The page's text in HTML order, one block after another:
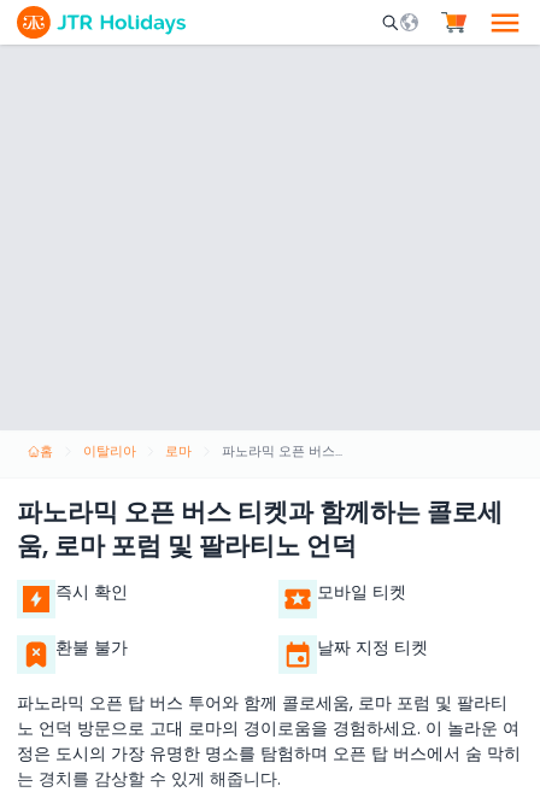
Mobile Search
홈 이탈리아 로마 파노라믹 오픈 버스 티켓과 함께하는 콜로세움, 로마 포럼 및 팔라티노 언덕
파노라믹 오픈 버스 티켓과 함께하는 콜로세
움, 로마 포럼 및 팔라티노 언덕
즉시 확인 모바일 티켓
환불 불가 날짜 지정 티켓
파노라믹 오픈 탑 버스 투어와 함께 콜로세움, 로마 포럼 및 팔라티
노 언덕 방문으로 고대 로마의 경이로움을 경험하세요. 이 놀라운 여
정은 도시의 가장 유명한 명소를 탐험하며 오픈 탑 버스에서 숨 막히
는 경치를 감상할 수 있게 해줍니다.